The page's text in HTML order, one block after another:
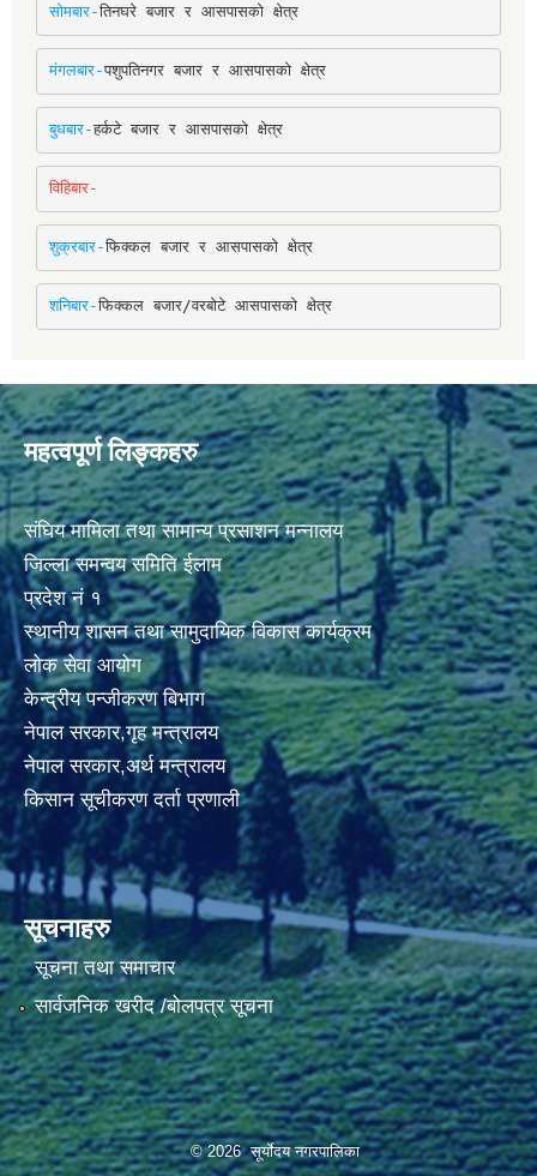
सोमबार-तिनघरे बजार र आसपासको क्षेत्र
मंगलबार-पशुपतिनगर बजार र आसपासको क्षेत्र
बुधबार-हर्कटे बजार र आसपासको क्षेत्र
विहिबार-
शुक्रबार-फिक्कल बजार र आसपासको क्षेत्र
शनिबार-फिक्कल बजार/वरबोटे आसपासको क्षेत्र
महत्वपूर्ण लिङ्कहरु
संघिय मामिला तथा सामान्य प्रसाशन मन्नालय
जिल्ला समन्वय समिति ईलाम
प्रदेश नं १
स्थानीय शासन तथा सामुदायिक विकास कार्यक्रम
लोक सेवा आयोग
केन्द्रीय पन्जीकरण बिभाग
नेपाल सरकार,गृह मन्त्रालय
नेपाल सरकार,अर्थ मन्त्रालय
किसान सूचीकरण दर्ता प्रणाली
सूचनाहरु
सूचना तथा समाचार
सार्वजनिक खरीद /बोलपत्र सूचना
© 2026 सूर्याेदय नगरपालिका